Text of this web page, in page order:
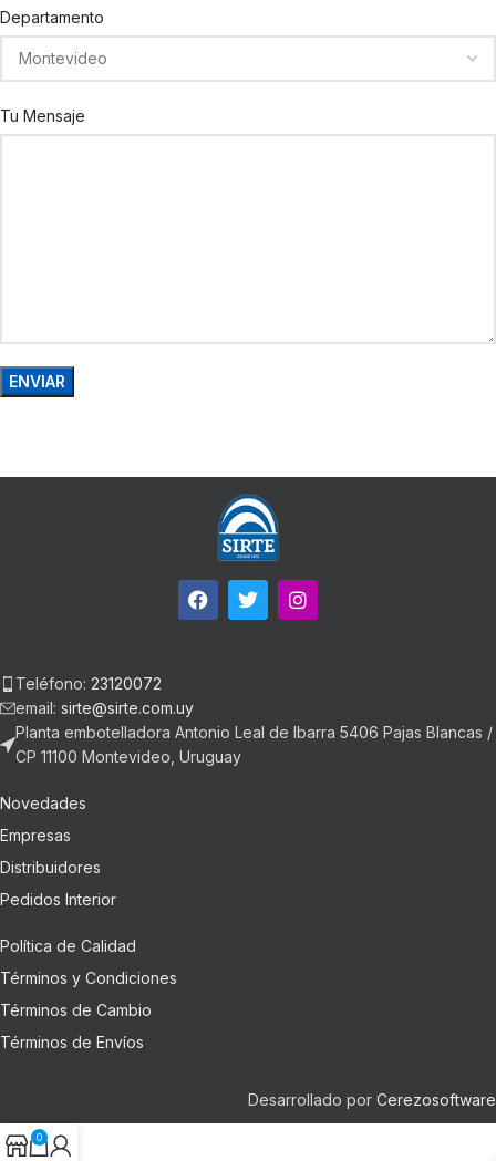
Departamento
Tu Mensaje
Teléfono: 23120072
email: sirte@sirte.com.uy
Planta embotelladora Antonio Leal de Ibarra 5406 Pajas Blancas /
CP 11100 Montevideo, Uruguay
Novedades
Empresas
Distribuidores
Pedidos Interior
Política de Calidad
Términos y Condiciones
Términos de Cambio
Términos de Envíos
Desarrollado por Cerezosoftware
0